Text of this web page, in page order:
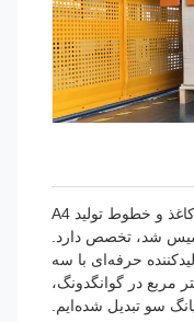
ماشین آلات CHM در ماشین‌های ورق کاغذ و خطوط تولید A4
در سال 2004 تاسیس شد، تخصص دارد.
حرفه‌ای با سه
140000 متر مربع در گوانگدونگ،
تبدیل شده‌ایم.